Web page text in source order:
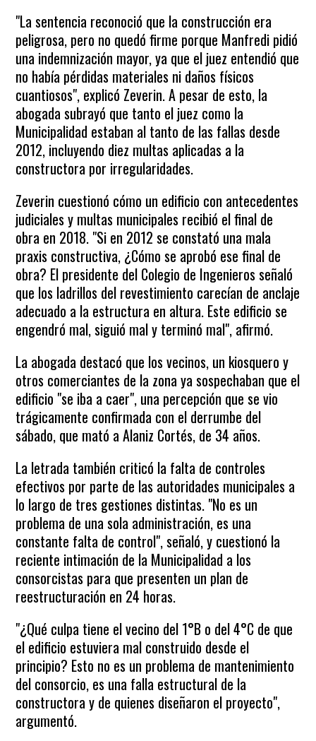
"La sentencia reconoció que la construcción era
peligrosa, pero no quedó firme porque Manfredi pidió
una indemnización mayor, ya que el juez entendió que
no había pérdidas materiales ni daños físicos
cuantiosos", explicó Zeverin. A pesar de esto, la
abogada subrayó que tanto el juez como la
Municipalidad estaban al tanto de las fallas desde
2012, incluyendo diez multas aplicadas a la
constructora por irregularidades.
Zeverin cuestionó cómo un edificio con antecedentes
judiciales y multas municipales recibió el final de
obra en 2018. "Si en 2012 se constató una mala
praxis constructiva, ¿Cómo se aprobó ese final de
obra? El presidente del Colegio de Ingenieros señaló
que los ladrillos del revestimiento carecían de anclaje
adecuado a la estructura en altura. Este edificio se
engendró mal, siguió mal y terminó mal", afirmó.
La abogada destacó que los vecinos, un kiosquero y
otros comerciantes de la zona ya sospechaban que el
edificio "se iba a caer", una percepción que se vio
trágicamente confirmada con el derrumbe del
sábado, que mató a Alaniz Cortés, de 34 años.
La letrada también criticó la falta de controles
efectivos por parte de las autoridades municipales a
lo largo de tres gestiones distintas. "No es un
problema de una sola administración, es una
constante falta de control", señaló, y cuestionó la
reciente intimación de la Municipalidad a los
consorcistas para que presenten un plan de
reestructuración en 24 horas.
"¿Qué culpa tiene el vecino del 1°B o del 4°C de que
el edificio estuviera mal construido desde el
principio? Esto no es un problema de mantenimiento
del consorcio, es una falla estructural de la
constructora y de quienes diseñaron el proyecto",
argumentó.